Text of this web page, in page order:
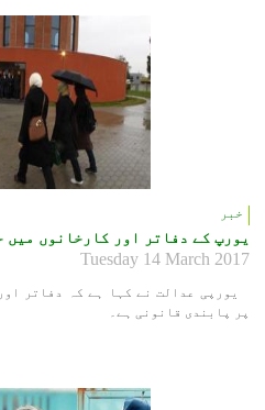
خبر
یورپ کے دفاتر اور کارخانوں میں
Tuesday 14 March 2017
یورپی عدالت نے کہا ہے کہ دفاتر
پر پابندی قانونی ہے۔